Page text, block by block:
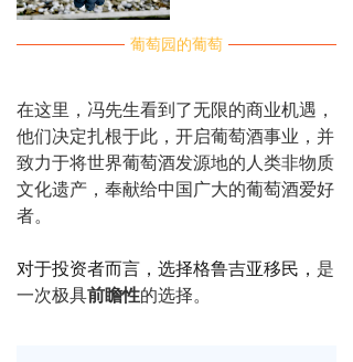
葡萄园的葡萄
在这里，冯先生看到了无限的商业机遇，
他们决定扎根于此，开启葡萄酒事业，并
致力于将世界葡萄酒发源地的人类非物质
文化遗产，奉献给中国广大的葡萄酒爱好
者。
对于投资者而言，选择格鲁吉亚移民， 是
一次极具前瞻性的选择。